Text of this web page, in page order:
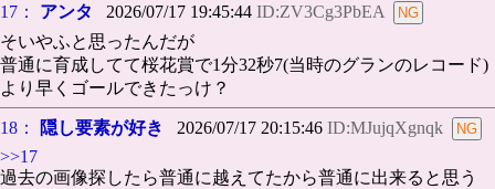
17： アンタ 2026/07/17 19:45:44 ID:ZV3Cg3PbEA
そいやふと思ったんだが
普通に育成してて桜花賞で1分32秒7(当時のグランのレコード)
より早くゴールできたっけ？
18： 隠し要素が好き 2026/07/17 20:15:46 ID:MJujqXgnqk
>>17
過去の画像探したら普通に越えてたから普通に出来ると思う